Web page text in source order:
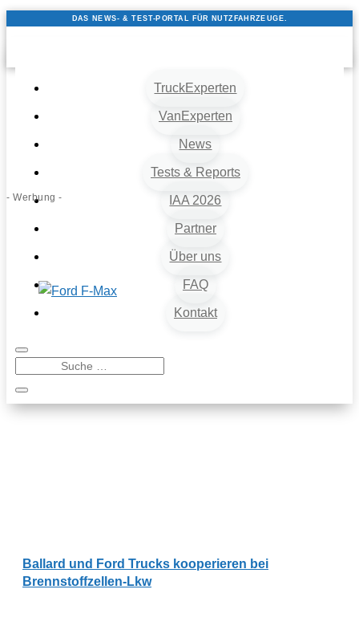
DAS NEWS- & TEST-PORTAL FÜR NUTZFAHRZEUGE.
TruckExperten
VanExperten
News
Tests & Reports
IAA 2026
Partner
Über uns
FAQ
Kontakt
- Werbung -
Ballard und Ford Trucks kooperieren bei
Brennstoffzellen-Lkw